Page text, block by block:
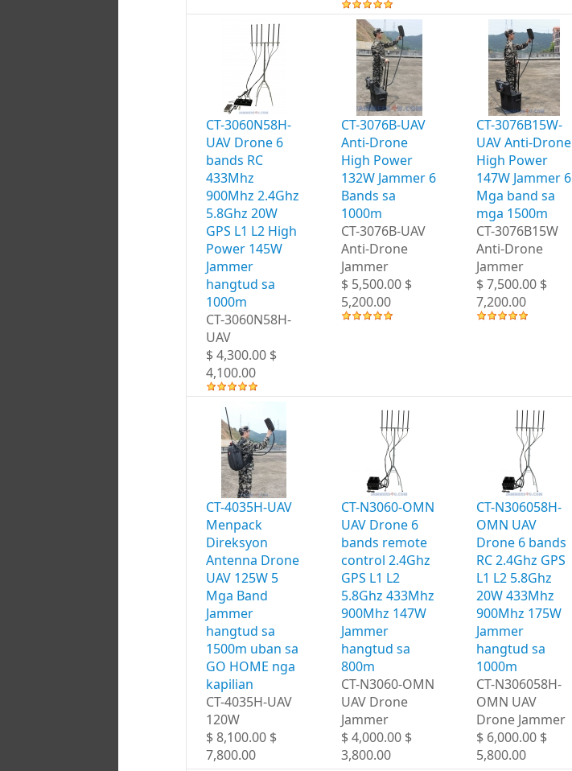
CT-3060N58H-
UAV Drone 6
bands RC
433Mhz
900Mhz 2.4Ghz
5.8Ghz 20W
GPS L1 L2 High
Power 145W
Jammer
hangtud sa
1000m
CT-3060N58H-
UAV
$ 4,300.00 $
4,100.00
CT-3076B-UAV
Anti-Drone
High Power
132W Jammer 6
Bands sa
1000m
CT-3076B-UAV
Anti-Drone
Jammer
$ 5,500.00 $
5,200.00
CT-3076B15W-
UAV Anti-Drone
High Power
147W Jammer 6
Mga band sa
mga 1500m
CT-3076B15W
Anti-Drone
Jammer
$ 7,500.00 $
7,200.00
CT-4035H-UAV
Menpack
Direksyon
Antenna Drone
UAV 125W 5
Mga Band
Jammer
hangtud sa
1500m uban sa
GO HOME nga
kapilian
CT-4035H-UAV
120W
$ 8,100.00 $
7,800.00
CT-N3060-OMN
UAV Drone 6
bands remote
control 2.4Ghz
GPS L1 L2
5.8Ghz 433Mhz
900Mhz 147W
Jammer
hangtud sa
800m
CT-N3060-OMN
UAV Drone
Jammer
$ 4,000.00 $
3,800.00
CT-N306058H-
OMN UAV
Drone 6 bands
RC 2.4Ghz GPS
L1 L2 5.8Ghz
20W 433Mhz
900Mhz 175W
Jammer
hangtud sa
1000m
CT-N306058H-
OMN UAV
Drone Jammer
$ 6,000.00 $
5,800.00